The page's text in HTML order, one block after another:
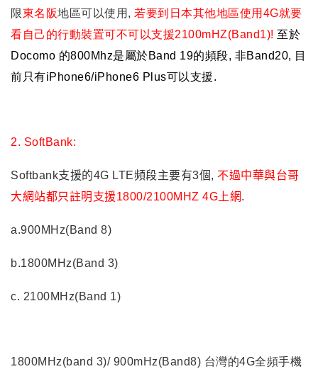
限東名阪地區可以使用, 若要到日本其他地區使用4G就要
看自己的行動裝置可不可以支援2100mHZ(Band1)! 至於
Docomo 的800Mhz是屬於Band 19的頻段, 非Band20, 目
前只有iPhone6/iPhone6 Plus可以支援.
2. SoftBank:
Softbank支援的4G LTE頻段主要有3個, 不過中華與台哥
大網站都只註明支援1800/2100MHZ 4G上網.
a.900MHz(Band 8)
b.1800MHz(Band 3)
c. 2100MHz(Band 1)
1800MHz(band 3)/ 900mHz(Band8) 台灣的4G全頻手機